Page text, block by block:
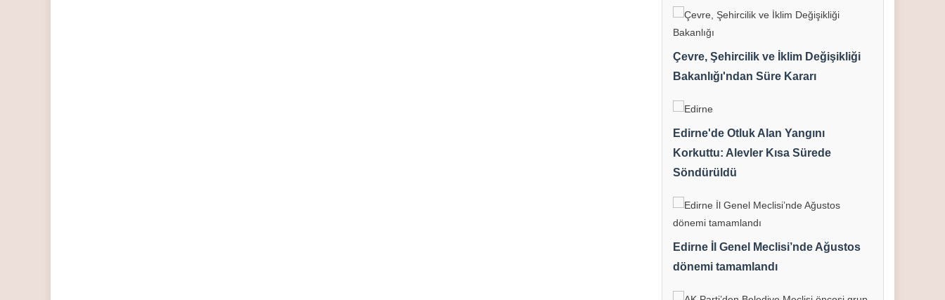
Çevre, Şehircilik ve İklim Değişikliği
Bakanlığı'ndan Süre Kararı
Edirne'de Otluk Alan Yangını
Korkuttu: Alevler Kısa Sürede
Söndürüldü
Edirne İl Genel Meclisi’nde Ağustos
dönemi tamamlandı